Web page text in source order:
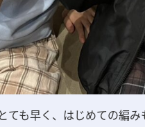
ても早く、はじめての編